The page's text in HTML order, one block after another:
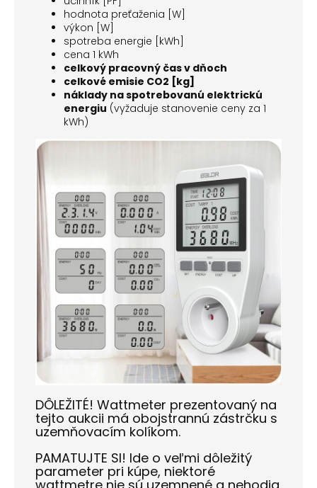
hodnota preťaženia [W]
výkon [W]
spotreba energie [kWh]
cena 1 kWh
celkový pracovný čas v dňoch
celkové emisie CO2 [kg]
náklady na spotrebovanú elektrickú
energiu (vyžaduje stanovenie ceny za 1
kWh)
DÔLEŽITÉ! Wattmeter prezentovaný na
tejto aukcii má obojstrannú zástrčku s
uzemňovacím kolíkom.
PAMATUJTE SI! Ide o veľmi dôležitý
parameter pri kúpe, niektoré